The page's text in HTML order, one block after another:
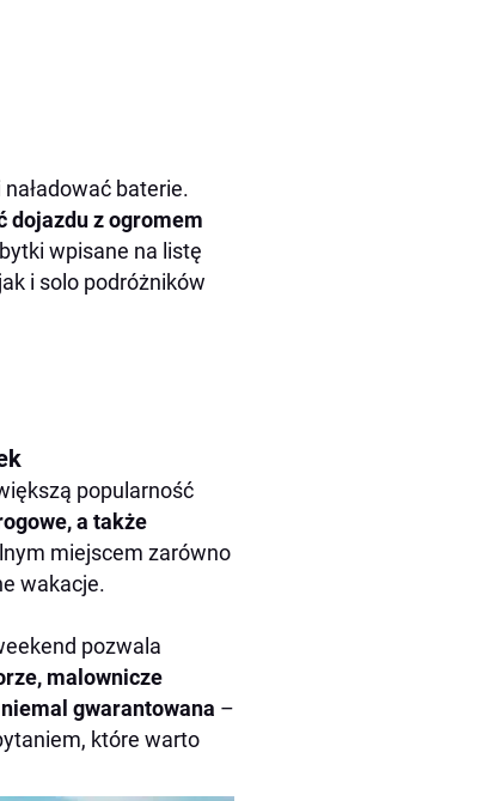
baterie.
dojazdu z ogromem
wpisane na listę
i solo podróżników
popularność
a także
miejscem zarówno
wakacje.
pozwala
malownicze
gwarantowana –
które warto